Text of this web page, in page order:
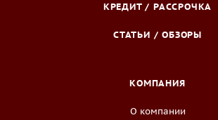
КРЕДИТ / РАССРОЧКА
СТАТЬИ / ОБЗОРЫ
КОМПАНИЯ
О компании